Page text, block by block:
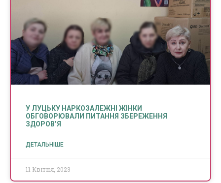
У ЛУЦЬКУ НАРКОЗАЛЕЖНІ ЖІНКИ
ОБГОВОРЮВАЛИ ПИТАННЯ ЗБЕРЕЖЕННЯ
ЗДОРОВ’Я
ДЕТАЛЬНІШЕ
11 Квітня, 2023